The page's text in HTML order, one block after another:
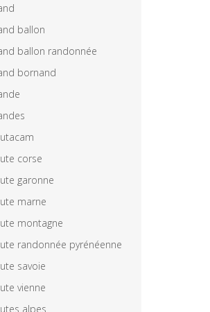
ballon
ballon randonnée
bornand
corse
garonne
marne
montagne
randonnée pyrénéenne
savoie
vienne
alpes